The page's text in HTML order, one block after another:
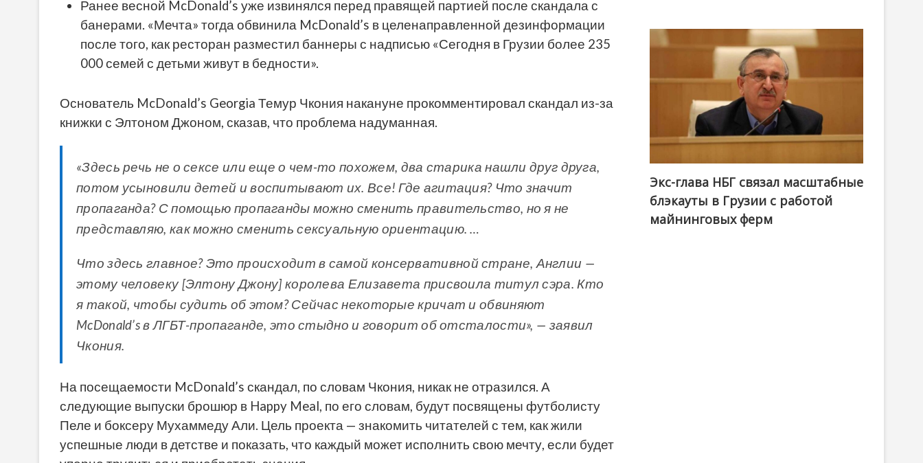
Ранее весной McDonald’s уже извинялся перед правящей партией после скандала с
банерами. «Мечта» тогда обвинила McDonald’s в целенаправленной дезинформации
после того, как ресторан разместил баннеры с надписью «Сегодня в Грузии более 235
000 семей с детьми живут в бедности».
Основатель McDonald’s Georgia Темур Чкония накануне прокомментировал скандал из-за
книжки с Элтоном Джоном, сказав, что проблема надуманная.
«Здесь речь не о сексе или еще о чем-то похожем, два старика нашли друг друга,
потом усыновили детей и воспитывают их. Все! Где агитация? Что значит
пропаганда? С помощью пропаганды можно сменить правительство, но я не
представляю, как можно сменить сексуальную ориентацию. …
Что здесь главное? Это происходит в самой консервативной стране, Англии —
этому человеку [Элтону Джону] королева Елизавета присвоила титул сэра. Кто
я такой, чтобы судить об этом? Сейчас некоторые кричат и обвиняют
McDonald’s в ЛГБТ-пропаганде, это стыдно и говорит об отсталости», — заявил
Чкония.
На посещаемости McDonald’s скандал, по словам Чкония, никак не отразился. А
следующие выпуски брошюр в Happy Meal, по его словам, будут посвящены футболисту
Пеле и боксеру Мухаммеду Али. Цель проекта — знакомить читателей с тем, как жили
успешные люди в детстве и показать, что каждый может исполнить свою мечту, если будет
Экс-глава НБГ связал масштабные
блэкауты в Грузии с работой
майнинговых ферм